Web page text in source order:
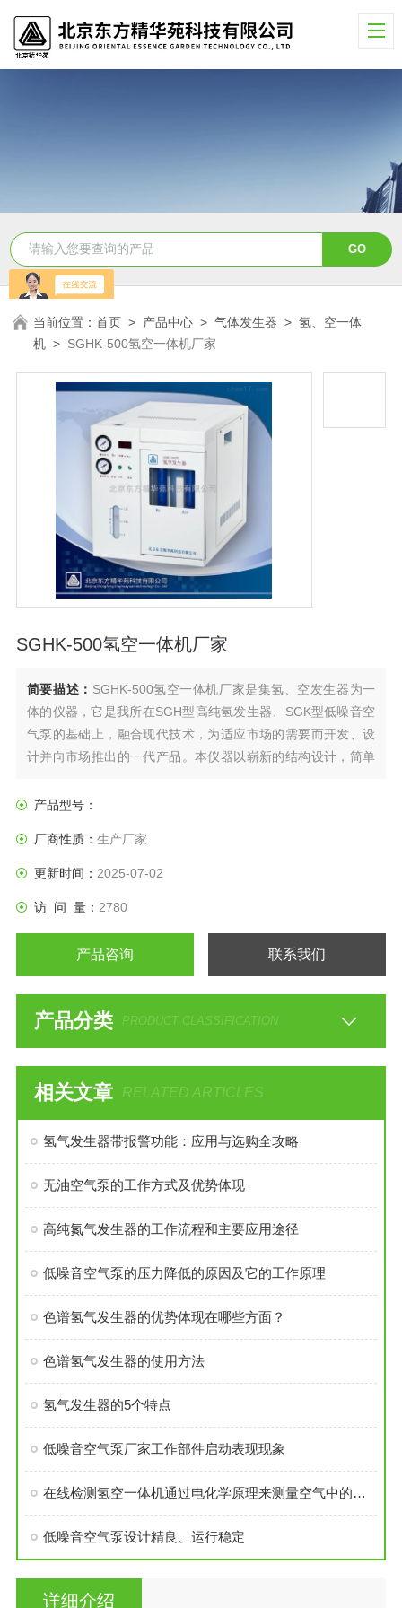
当前位置：首页 > 产品中心 >气体发生器 >氢、空一体
机 > SGHK-500氢空一体机厂家
SGHK-500氢空一体机厂家
简要描述： SGHK-500氢空一体机厂家是集氢、空发生器为一
体的仪器，它是我所在SGH型高纯氢发生器、SGK型低噪音空
气泵的基础上，融合现代技术，为适应市场的需要而开发、设
计并向市场推出的一代产品。本仪器以崭新的结构设计，简单
产品型号：
厂商性质： 生产厂家
更新时间： 2025-07-02
访 问 量： 2780
产品咨询 联系我们
产品分类 PRODUCT CLASSIFICATION
相关文章 RELATED ARTICLES
氢气发生器带报警功能：应用与选购全攻略
无油空气泵的工作方式及优势体现
高纯氮气发生器的工作流程和主要应用途径
低噪音空气泵的压力降低的原因及它的工作原理
色谱氢气发生器的优势体现在哪些方面？
色谱氢气发生器的使用方法
氢气发生器的5个特点
低噪音空气泵厂家工作部件启动表现现象
在线检测氢空一体机通过电化学原理来测量空气中的氢气浓度
低噪音空气泵设计精良、运行稳定
详细介绍